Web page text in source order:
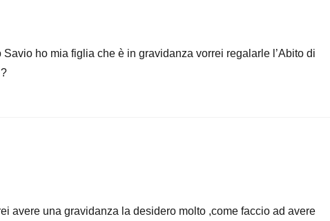
ho mia figlia che è in gravidanza vorrei regalarle l’Abito di
avere una gravidanza la desidero molto ,come faccio ad avere